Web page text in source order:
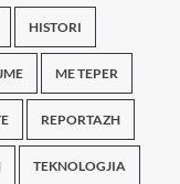
HISTORI
ME TEPER
REPORTAZH
TEKNOLOGJIA